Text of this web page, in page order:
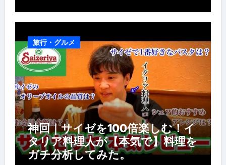
風景】
旅行・グルメ
神回｜サイゼを100倍楽しむ！イ
タリア料理人が【本気で】料理を
ガチ分析してみた。